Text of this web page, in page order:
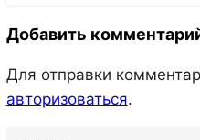
Добавить
Для отправки
авторизоваться.